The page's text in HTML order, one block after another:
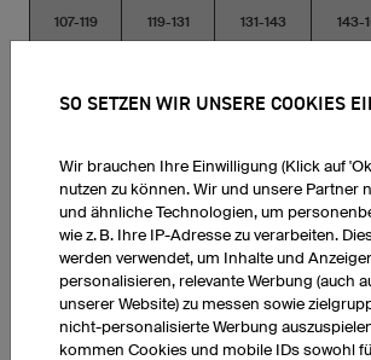
107-119 119-131 131-143 143-
RICHTIG MESSEN!
Messen Sie sich in Unterwäsche. Für
messen Sie den Brustumfang (A) und für
Hüftumfang (B).
SO SETZEN WIR UNSERE COOKIES
Wir brauchen Ihre Einwilligung (Klick auf
nutzen zu können. Wir und unsere Partner
und ähnliche Technologien, um
wie z. B. Ihre IP-Adresse zu verarbeiten.
werden verwendet, um Inhalte und
personalisieren, relevante Werbung (auch
unserer Website) zu messen sowie
nicht-personalisierte Werbung
kommen Cookies und mobile IDs sowohl